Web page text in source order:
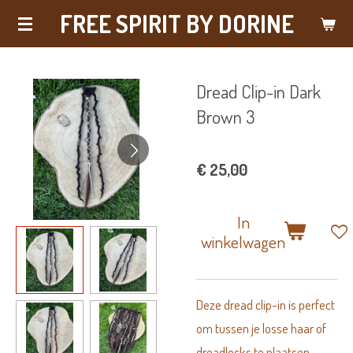
Ga
hoofdinhoud
FREE SPIRIT BY DORINE
Dread Clip-in Dark
Brown 3
€ 25,00
In
winkelwagen
Deze dread clip-in is perfect
om tussen je losse haar of